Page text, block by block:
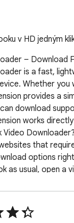
v HD jedným
– Download
is a fast,
Whether
provides a
download
works
Downloader?
that
options
as usual, open a
Downloads
appears